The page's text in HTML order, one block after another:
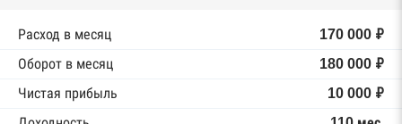
Расход в месяц
170 000 ₽
Оборот в месяц
180 000 ₽
Чистая прибыль
10 000 ₽